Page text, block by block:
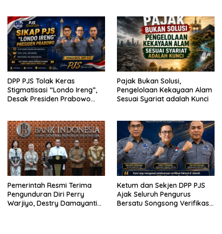
DPP PJS Tolak Keras
Stigmatisasi “Londo Ireng”,
Desak Presiden Prabowo
Pajak Bukan Solusi,
Pengelolaan Kekayaan Alam
Sesuai Syariat adalah Kunci
Pemerintah Resmi Terima
Pengunduran Diri Perry
Warjiyo, Destry Damayanti
Ketum dan Sekjen DPP PJS
Ajak Seluruh Pengurus
Bersatu Songsong Verifikasi